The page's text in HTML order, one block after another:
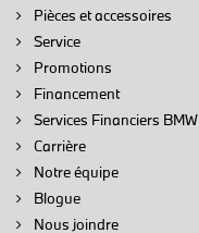
Pièces et accessoires
Service
Promotions
Financement
Services Financiers BMW
Carrière
Notre équipe
Blogue
Nous joindre